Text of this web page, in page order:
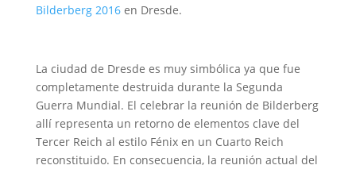
Bilderberg 2016en Dresde.
La ciudad de Dresde es muy simbólica ya que fue
completamente destruida durante la Segunda
Guerra Mundial. El celebrar la reunión de Bilderberg
allí representa un retorno de elementos clave del
Tercer Reich al estilo Fénix en un Cuarto Reich
reconstituido. En consecuencia, la reunión actual del